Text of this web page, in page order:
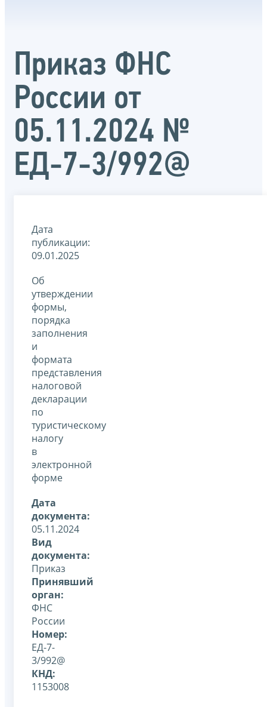
Приказ ФНС
России от
05.11.2024 №
ЕД-7-3/992@
Дата
публикации:
09.01.2025
Об
утверждении
формы,
порядка
заполнения
и
формата
представления
налоговой
декларации
по
туристическому
налогу
в
электронной
форме
Дата
документа:
05.11.2024
Вид
документа:
Приказ
Принявший
орган:
ФНС
России
Номер:
ЕД-7-
3/992@
КНД:
1153008